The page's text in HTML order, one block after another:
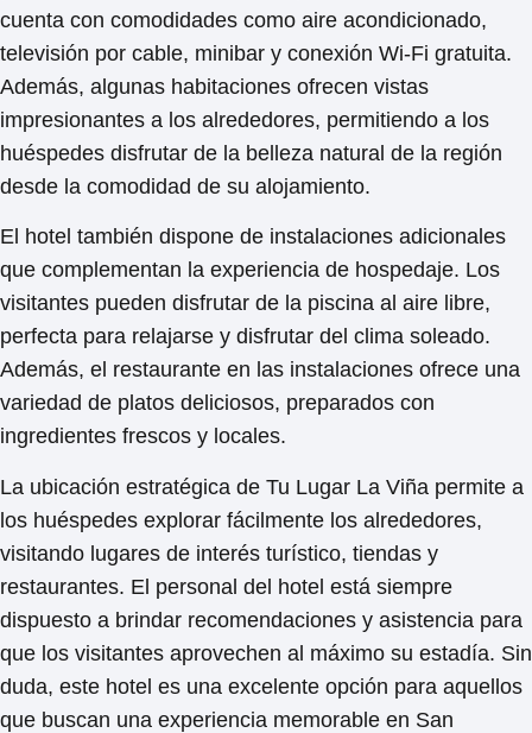
cuenta con comodidades como aire acondicionado,
televisión por cable, minibar y conexión Wi-Fi gratuita.
Además, algunas habitaciones ofrecen vistas
impresionantes a los alrededores, permitiendo a los
huéspedes disfrutar de la belleza natural de la región
desde la comodidad de su alojamiento.
El hotel también dispone de instalaciones adicionales
que complementan la experiencia de hospedaje. Los
visitantes pueden disfrutar de la piscina al aire libre,
perfecta para relajarse y disfrutar del clima soleado.
Además, el restaurante en las instalaciones ofrece una
variedad de platos deliciosos, preparados con
ingredientes frescos y locales.
La ubicación estratégica de Tu Lugar La Viña permite a
los huéspedes explorar fácilmente los alrededores,
visitando lugares de interés turístico, tiendas y
restaurantes. El personal del hotel está siempre
dispuesto a brindar recomendaciones y asistencia para
que los visitantes aprovechen al máximo su estadía. Sin
duda, este hotel es una excelente opción para aquellos
que buscan una experiencia memorable en San